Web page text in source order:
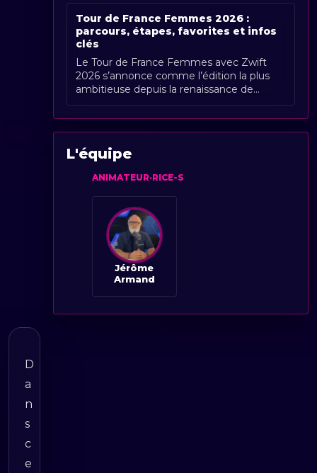
Tour de France Femmes 2026 :
parcours, étapes, favorites et infos
clés
Le Tour de France Femmes avec Zwift
2026 s’annonce comme l’édition la plus
ambitieuse depuis la renaissance de
l’épreuve. Organisée du 1er au 9 août
2026, [...]
L'équipe
ANIMATEUR·RICE-S
Jérôme
Armand
D
a
n
s
c
e